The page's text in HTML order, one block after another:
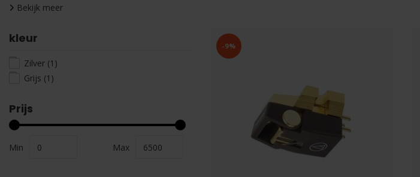
Bekijk meer
kleur
Zilver (1)
Grijs (1)
Prijs
Min Max
-9%